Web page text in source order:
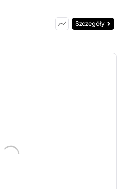
Szczegóły